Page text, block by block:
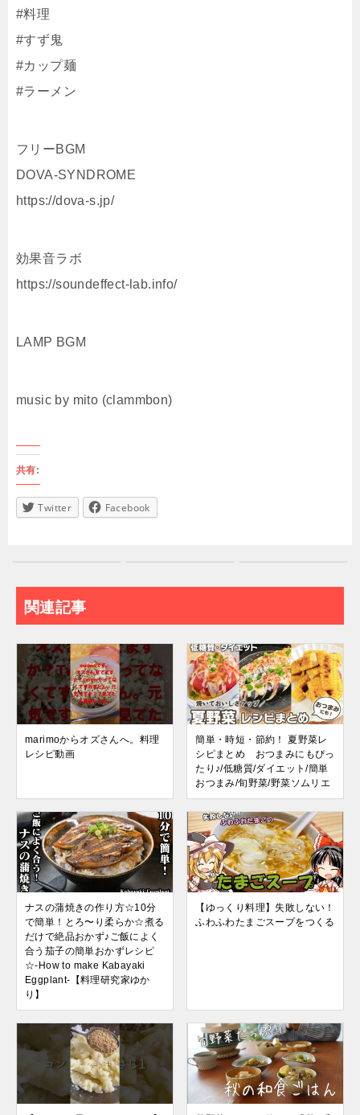
#料理
#すず鬼
#カップ麺
#ラーメン
フリーBGM
DOVA-SYNDROME
https://dova-s.jp/
効果音ラボ
https://soundeffect-lab.info/
LAMP BGM
music by mito (clammbon)
共有:
Twitter Facebook
関連記事
marimoからオズさんへ。料理
レシピ動画
簡単・時短・節約！ 夏野菜レ
シピまとめ おつまみにもぴっ
たり♪/低糖質/ダイエット/簡単
おつまみ/旬野菜/野菜ソムリエ
ナスの蒲焼きの作り方☆10分
で簡単！とろ〜り柔らか☆煮る
だけで絶品おかず♪ご飯によく
合う茄子の簡単おかずレシピ
☆-How to make Kabayaki
Eggplant-【料理研究家ゆか
り】
【ゆっくり料理】失敗しない！
ふわふわたまごスープをつくる